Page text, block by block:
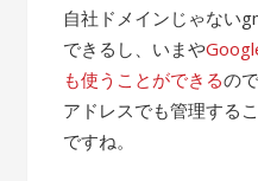
自社ドメインじゃない
できるし、いまや
も使うことができるの
アドレスでも管理する
ですね。